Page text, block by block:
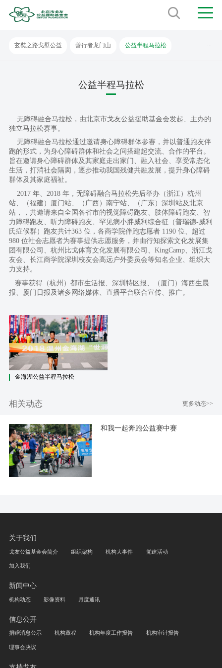
玄奘之路戈壁公益 善行者龙门山 公益半程马拉松
公益半程马拉松
无障碍融合马拉松，由北京市戈友公益援助基金会发起、主办的
独立马拉松赛事。
无障碍融合马拉松通过邀请身心障碍群体参赛，并以普通跑友伴
跑的形式，为身心障碍群体和社会之间搭建起交流、合作的平台。
旨在邀请身心障碍群体及其家庭走出家门、融入社会、享受常态化
生活，打消社会隔阂，逐步推动我国残健共融发展，提升身心障碍
群体及其家庭福祉。
2017 年、2018 年，无障碍融合马拉松先后举办（浙江）杭州
站、（福建）厦门站、（广西）南宁站、（广东）深圳站及北京
站，，共邀请来自全国各省市的视觉障碍跑友、肢体障碍跑友、智
力障碍跑友、听力障碍跑友、罕见病小胖威利综合征（普瑞德-威利
氏症候群）跑友共计363 位，各商学院伴跑志愿者 1190 位、超过
980 位社会志愿者为赛事提供志愿服务，并由行知探索文化发展集
团有限公司、杭州比戈体育文化发展有限公司、KingCamp、浙江戈
友会、长江商学院深圳校友会高远户外委员会等知名企业、组织大
力支持。
赛事获得（杭州）都市生活报、深圳特区报、（厦门）海西生晨
报、厦门日报及诸多网络媒体、直播平台联合宣传、推广。
金海湖公益半程马拉松
相关动态 更多动态>>
和我一起奔跑公益赛中赛
关于我们
戈友公益基金会简介 组织架构 机构大事件 党建活动
加入我们
新闻中心
机构动态 影像资料 月度通讯
信息公开
捐赠消息公示 机构章程 机构年度工作报告 机构审计报告
理事会决议